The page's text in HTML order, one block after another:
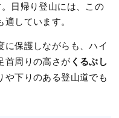
日帰り登山には、この
しています。
に保護しながらも、ハイ
首周りの高さが くるぶし
や下りのある登山道でも